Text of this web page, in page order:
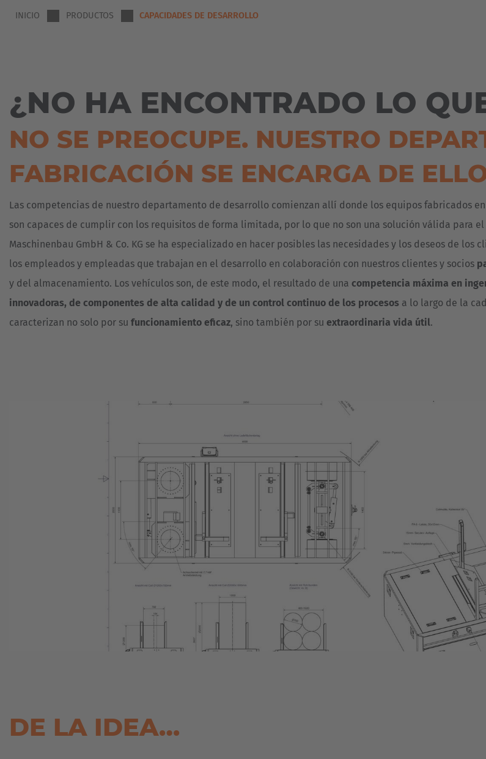
PESADAS
/
VEHÍCULOS
GUIADO
AUTOMÁTICO
SISTEMAS
DE
PREPARACIÓN
PEDIDOS
VEHÍCULOS
ESPECIALES
SISTEMAS
ASISTENCIA
REFERENCIAS
CHAPA
EÓLICA
Y
SOLAR
FUNDICIÓN
MATERIAL
CONSTRUCCIÓN
METAL
PUERTAS
Y
VENTANAS
SECTOR
HUBTEX
ACADEMY
EN
LA
EL
SECTOR
AGV
VEHÍCULOS
DE
GUIADO
REFERENCIAS
DESCARGAS
PRENSA
Français
Great Britain
English
Italia
Türkiye
Türkçe
English Neutral
YOU
HERE
INICIO PRODUCTOS CAPACIDADES DE DESARROLLO
¿NO HA ENCONTRADO LO
NO SE PREOCUPE. NUESTRO
FABRICACIÓN SE ENCARGA DE
Las competencias de nuestro departamento de desarrollo comienzan allí donde los equipos fabricados
son capaces de cumplir con los requisitos de forma limitada, por lo que no son una solución válida para el
Maschinenbau GmbH & Co. KG se ha especializado en hacer posibles las necesidades y los deseos de los
los empleados y empleadas que trabajan en el desarrollo en colaboración con nuestros clientes y socios
y del almacenamiento. Los vehículos son, de este modo, el resultado de una competencia máxima en
innovadoras, de componentes de alta calidad y de un control continuo de los procesos a lo largo de la
caracterizan no solo por su funcionamiento eficaz, sino también por su extraordinaria vida útil.
DE LA IDEA…